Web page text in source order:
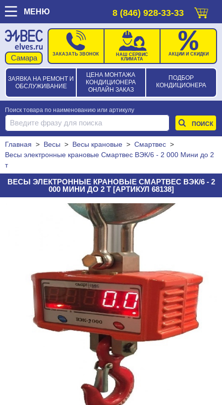
МЕНЮ 8 (846) 928-33-33
ЗАЯВКА НА РЕМОНТ И
ОБСЛУЖИВАНИЕ
ЦЕНА МОНТАЖА
КОНДИЦИОНЕРА
ОНЛАЙН ЗАКАЗ
ПОДБОР
КОНДИЦИОНЕРА
ЗАКАЗАТЬ ЗВОНОК
НАШ СЕРВИС
КЛИМАТА
АКЦИИ И СКИДКИ
Поиск товара по наименованию или артикулу
Главная > Весы > Весы крановые > Смартвес >
Весы электронные крановые Смартвес ВЭК/6 - 2 000 Мини до 2
т
ВЕСЫ ЭЛЕКТРОННЫЕ КРАНОВЫЕ СМАРТВЕС ВЭК/6 - 2
000 МИНИ ДО 2 Т [АРТИКУЛ 68138]